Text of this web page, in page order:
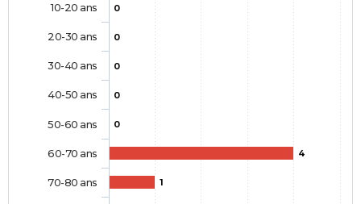
0
0
0
0
0
4
1
10-20 ans
20-30 ans
30-40 ans
40-50 ans
50-60 ans
60-70 ans
70-80 ans